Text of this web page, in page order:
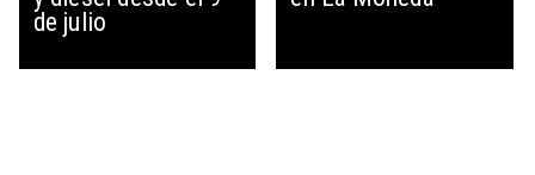
de julio